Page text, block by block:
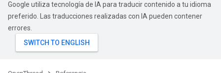
Google utiliza tecnología de IA para traducir contenido a tu idioma
preferido. Las traducciones realizadas con IA pueden contener
errores.